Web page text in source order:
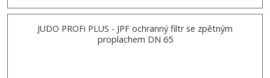
JUDO PROFi PLUS - JPF ochranný filtr se zpětným
proplachem DN 65